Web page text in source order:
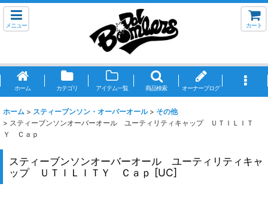
メニュー カート
ホーム カテゴリ アイテム一覧 商品検索 オーナーブログ
ホーム > スティーブンソン・オーバーオール > その他
> スティーブンソンオーバーオール ユーティリティキャップ ＵＴＩＬＩＴ
Ｙ Ｃａｐ
スティーブンソンオーバーオール ユーティリティキャ
ップ ＵＴＩＬＩＴＹ Ｃａｐ [UC]